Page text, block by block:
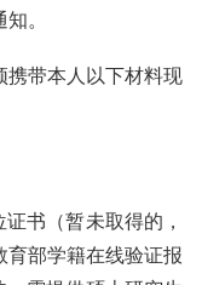
。
携带本人以下材料现
书（暂未取得的，
育部学籍在线验证报